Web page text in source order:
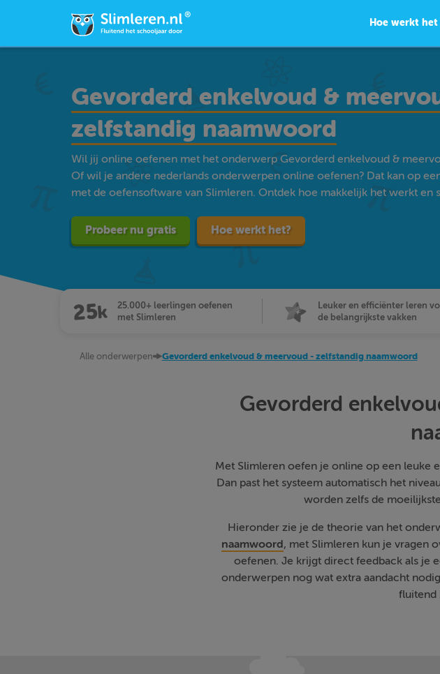
Hoe werkt het
Gevorderd enkelvoud &
zelfstandig naamwoord
Wil jij online oefenen met het onderwerp Gevorderd enkelvoud &
Of wil je andere nederlands onderwerpen online oefenen? Dat kan op
met de oefensoftware van Slimleren. Ontdek hoe makkelijk het werkt en
Probeer nu gratis Hoe werkt het?
25.000+ leerlingen oefenen
met Slimleren
Leuker en efficiënter leren
de belangrijkste vakken
Alle onderwerpen Gevorderd enkelvoud & meervoud - zelfstandig naamwoord
Gevorderd
Met Slimleren oefen je online op een leuke
Dan past het systeem automatisch het
worden zelfs de
Hieronder zie je de theorie van het
naamwoord, met Slimleren kun je vragen
oefenen. Je krijgt direct feedback als je
onderwerpen nog wat extra aandacht
fluitend